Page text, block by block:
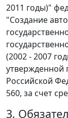
2011 годы)"
"Создание
(2002 - 2007
утвержденной
Российской
560, за счет
3.